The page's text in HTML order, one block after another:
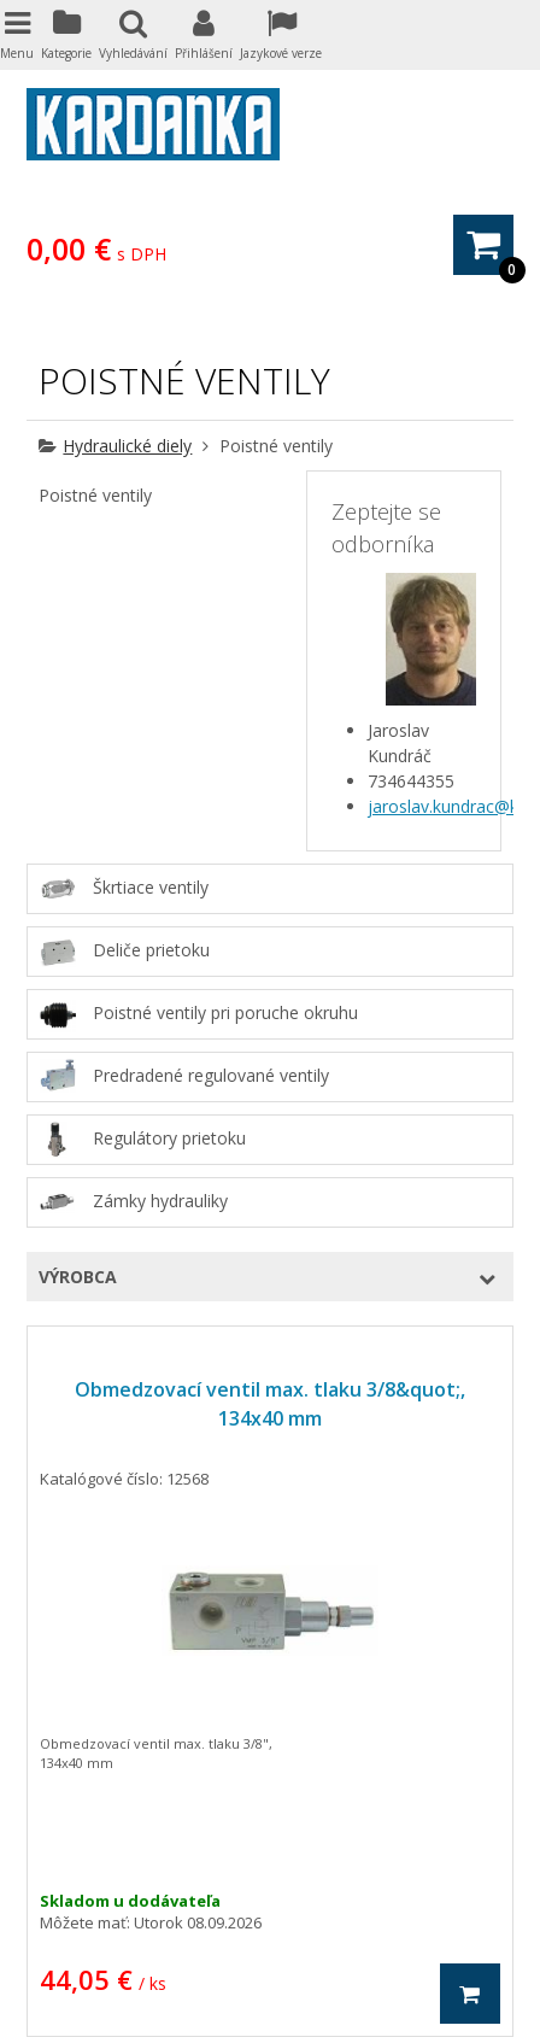
0
0,00 € s DPH
POISTNÉ VENTILY
Hydraulické diely Poistné ventily
Zeptejte se
odborníka
Jaroslav
Kundráč
734644355
Poistné ventily
Škrtiace ventily
Deliče prietoku
Poistné ventily pri poruche okruhu
Predradené regulované ventily
Regulátory prietoku
Zámky hydrauliky
VÝROBCA
Obmedzovací ventil max. tlaku 3/8&quot;,
134x40 mm
Katalógové číslo: 12568
Skladom u dodávateľa
Môžete mať:Utorok 08.09.2026
44,05 € / ks
Obmedzovací ventil max. tlaku 3/8",
134x40 mm
Menu Kategorie Vyhledávání Přihlášení Jazykové verze